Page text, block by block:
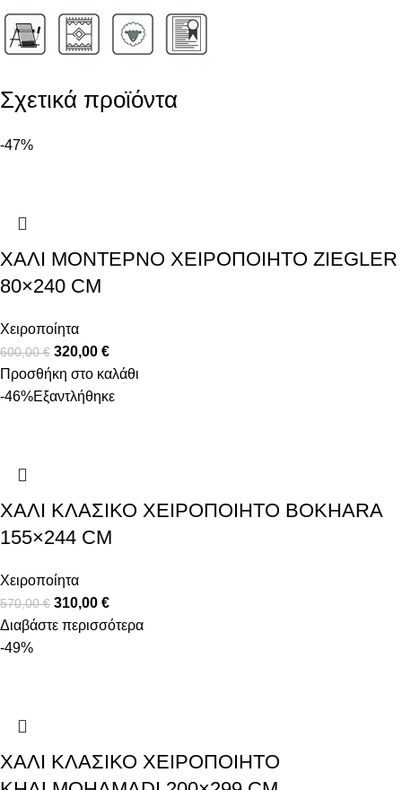
Σχετικά προϊόντα
-47%
ΧΑΛΊ MΟΝΤΈΡΝΟ ΧΕΙΡΟΠΟΊΗΤΟ ZIEGLER
80×240 CM
Χειροποίητα
600,00€ 320,00 €
Προσθήκη στο καλάθι
-46%Εξαντλήθηκε
ΧΑΛΊ ΚΛΑΣΙΚΌ ΧΕΙΡΟΠΟΊΗΤΟ BOKHARA
155×244 CM
Χειροποίητα
570,00€ 310,00 €
Διαβάστε περισσότερα
-49%
ΧΑΛΊ ΚΛΑΣΙΚΌ ΧΕΙΡΟΠΟΊΗΤΟ